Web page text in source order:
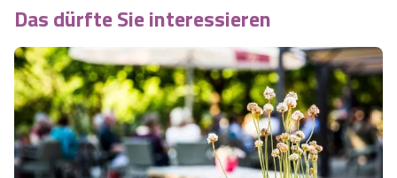
Das dürfte Sie interessieren